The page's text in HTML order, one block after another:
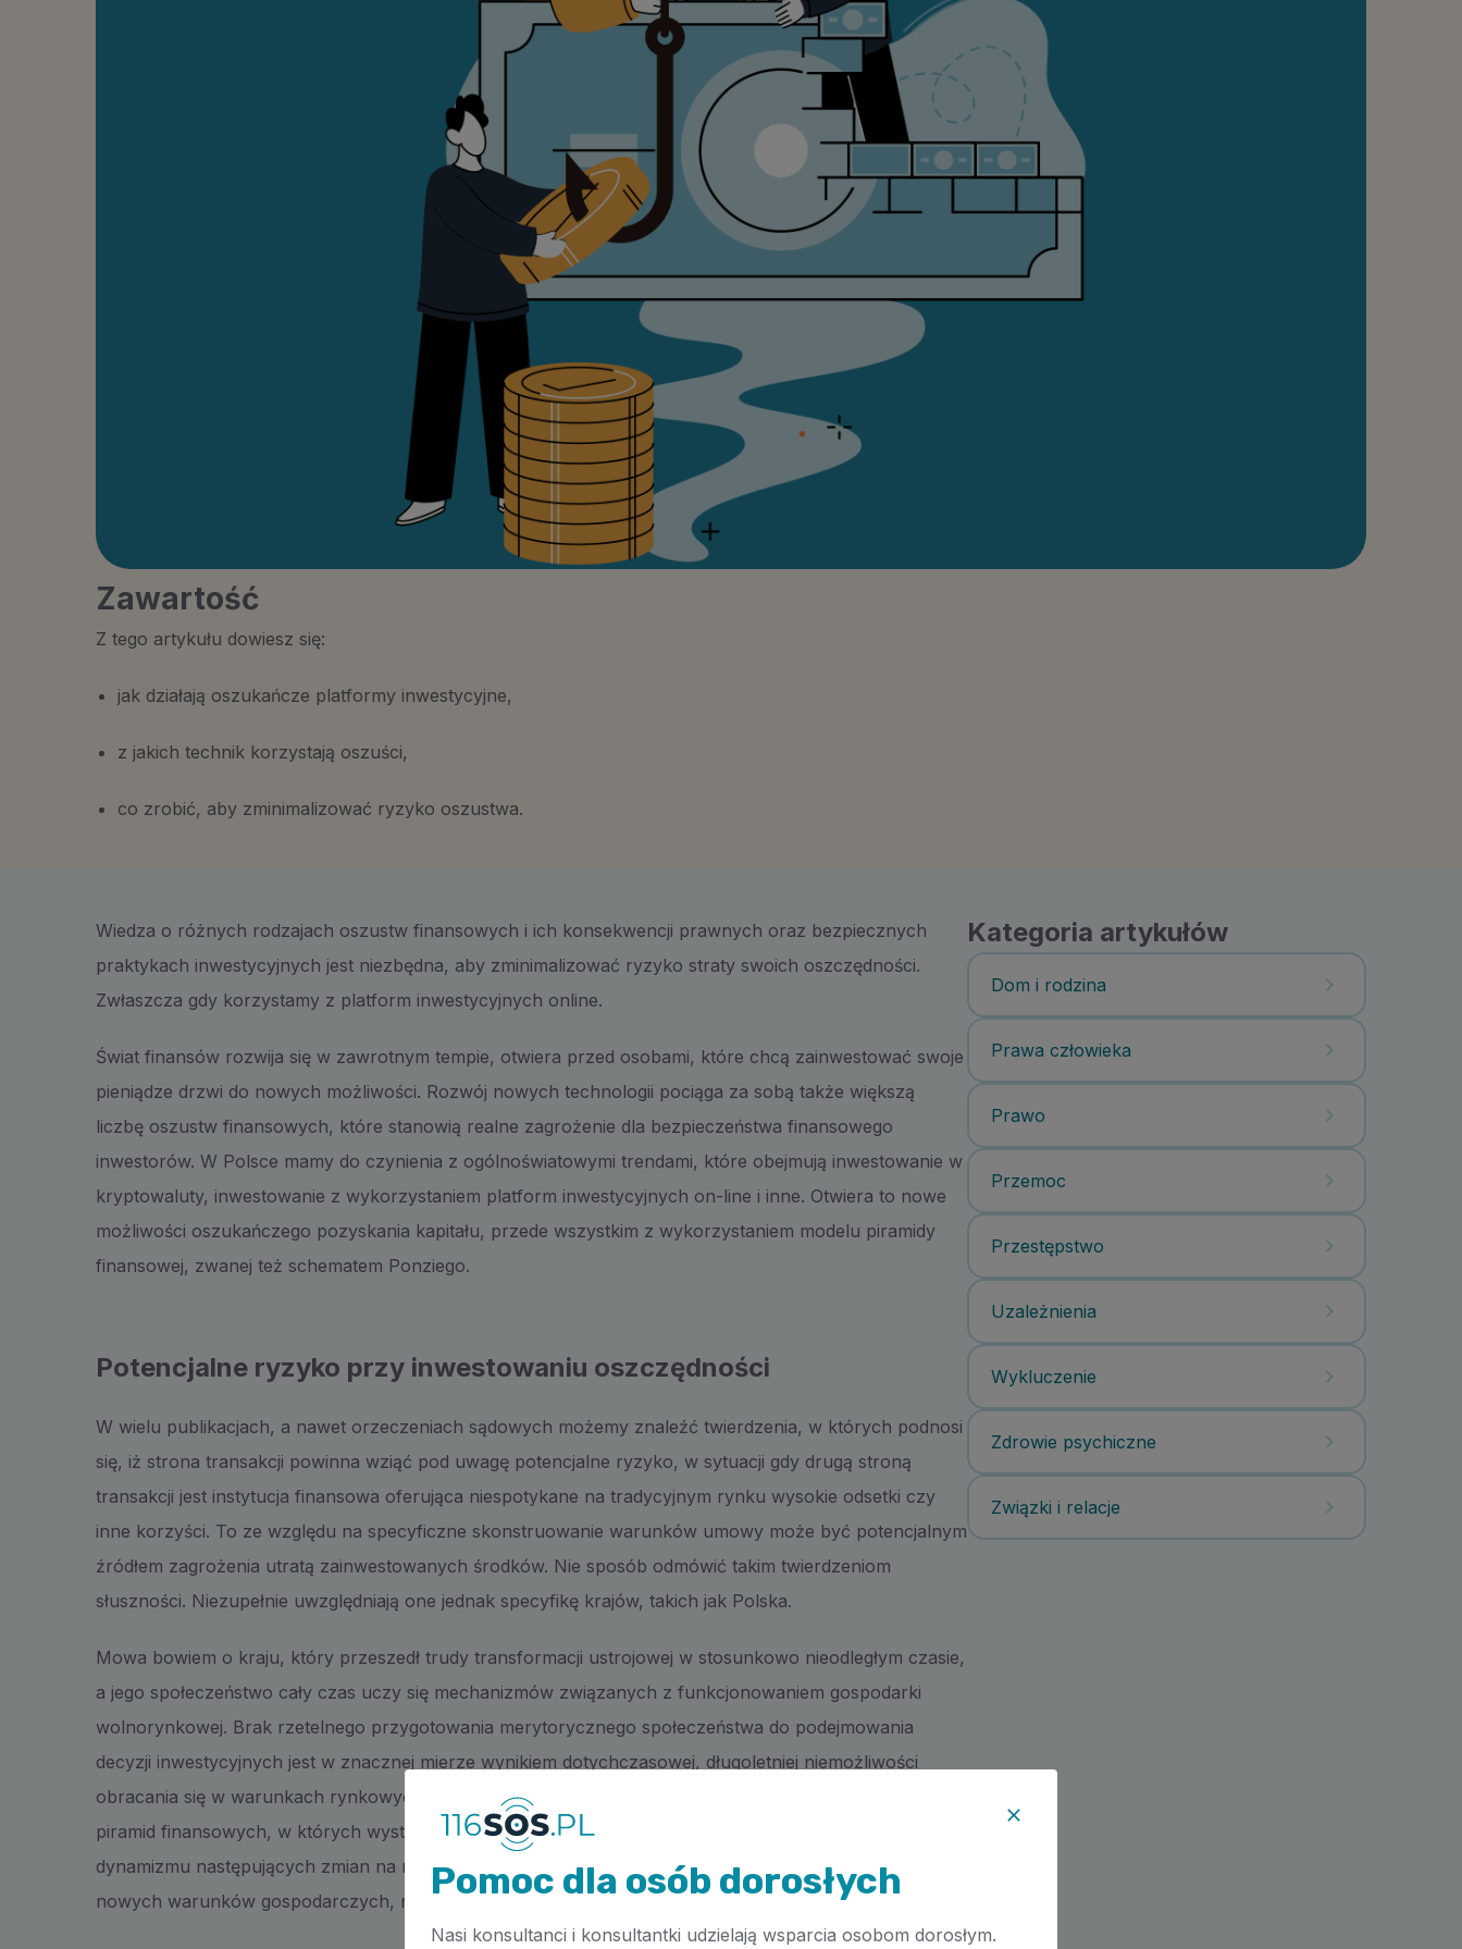
Zawartość
Z tego artykułu dowiesz się:
jak działają oszukańcze platformy inwestycyjne,
z jakich technik korzystają oszuści,
co zrobić, aby zminimalizować ryzyko oszustwa.
Wiedza o różnych rodzajach oszustw finansowych i ich konsekwencji prawnych oraz bezpiecznych
praktykach inwestycyjnych jest niezbędna, aby zminimalizować ryzyko straty swoich oszczędności.
Zwłaszcza gdy korzystamy z platform inwestycyjnych online.
Świat finansów rozwija się w zawrotnym tempie, otwiera przed osobami, które chcą zainwestować swoje
pieniądze drzwi do nowych możliwości. Rozwój nowych technologii pociąga za sobą także większą
liczbę oszustw finansowych, które stanowią realne zagrożenie dla bezpieczeństwa finansowego
inwestorów. W Polsce mamy do czynienia z ogólnoświatowymi trendami, które obejmują inwestowanie w
kryptowaluty, inwestowanie z wykorzystaniem platform inwestycyjnych on-line i inne. Otwiera to nowe
możliwości oszukańczego pozyskania kapitału, przede wszystkim z wykorzystaniem modelu piramidy
finansowej, zwanej też schematem Ponziego.
Potencjalne ryzyko przy inwestowaniu oszczędności
W wielu publikacjach, a nawet orzeczeniach sądowych możemy znaleźć twierdzenia, w których podnosi
się, iż strona transakcji powinna wziąć pod uwagę potencjalne ryzyko, w sytuacji gdy drugą stroną
transakcji jest instytucja finansowa oferująca niespotykane na tradycyjnym rynku wysokie odsetki czy
inne korzyści. To ze względu na specyficzne skonstruowanie warunków umowy może być potencjalnym
źródłem zagrożenia utratą zainwestowanych środków. Nie sposób odmówić takim twierdzeniom
słuszności. Niezupełnie uwzględniają one jednak specyfikę krajów, takich jak Polska.
Mowa bowiem o kraju, który przeszedł trudy transformacji ustrojowej w stosunkowo nieodległym czasie,
a jego społeczeństwo cały czas uczy się mechanizmów związanych z funkcjonowaniem gospodarki
wolnorynkowej. Brak rzetelnego przygotowania merytorycznego społeczeństwa do podejmowania
decyzji inwestycyjnych jest w znacznej mierze wynikiem dotychczasowej, długoletniej niemożliwości
obracania się w warunkach rynkowych. A nawet w państwach bardziej odpornych na wystąpienie
piramid finansowych, w których występuje dobrze ugruntowany system rynkowy, wobec ciągłego
dynamizmu następujących zmian na rynkach finansowych oraz adaptowania się takich podmiotów do
nowych warunków gospodarczych, nie sposób ich całkowicie uniknąć.
Kategoria artykułów
Dom i rodzina
Prawa człowieka
Prawo
Przemoc
Przestępstwo
Uzależnienia
Wykluczenie
Zdrowie psychiczne
Związki i relacje
Pomoc dla osób dorosłych
Nasi konsultanci i konsultantki udzielają wsparcia osobom dorosłym.